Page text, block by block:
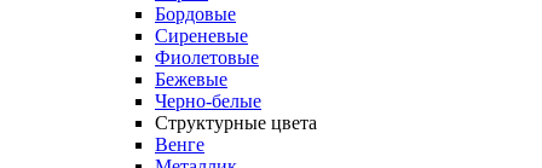
Бордовые
Сиреневые
Фиолетовые
Бежевые
Черно-белые
Структурные цвета
Венге